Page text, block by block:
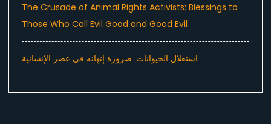
The Crusade of Animal Rights Activists: Blessings to
Those Who Call Evil Good and Good Evil
استغلال الحيوانات: ضرورة إنهائه في عصر الإنسانية